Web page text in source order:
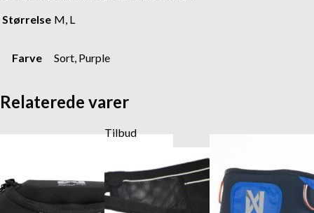
Størrelse M, L
Farve Sort, Purple
Relaterede varer
Tilbud